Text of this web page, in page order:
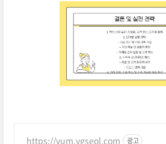
https://yum.ygseol.com 광고